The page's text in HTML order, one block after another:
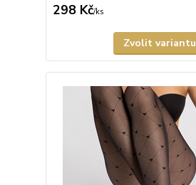
298 Kč/ks
Zvolit variantu